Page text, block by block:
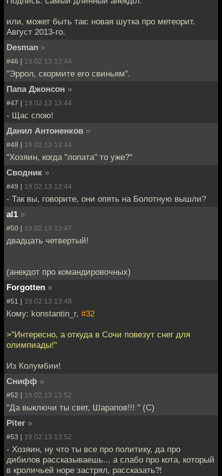
или, может быть так: новая шутка про метеорит.
Август 2013-го.
Desman »
#46 | 19.02.13 13:44
"Эррол, скормите его свиньям".
Папа Джонсон »
#47 | 19.02.13 13:44
- Щас спою!
Данил Антоненков »
#48 | 19.02.13 13:44
"Хозяин, когда "лопата" то уже?"
Сводник »
#49 | 19.02.13 13:44
- Так вы, говорите, они опять на Болотную вышли?
al1 »
#50 | 19.02.13 13:47
двадцать четвертый!
(анекдот про командировочных)
Forgotten »
#51 | 19.02.13 13:48
Кому: konstantin_r, #32
>"Интересно, а откуда в Сочи повезут снег для
олимпиады!"
Из Колумбии!
Снифф »
#52 | 19.02.13 13:52
"Да выключи ты свет, Шарапов!!! " (С)
Piter »
#53 | 19.02.13 13:52
- Хозяин, ну что ты все про политику, да про
дибилов рассказываешь... а слабо про кота, который
в кроличьей норе застрял, рассказать?!